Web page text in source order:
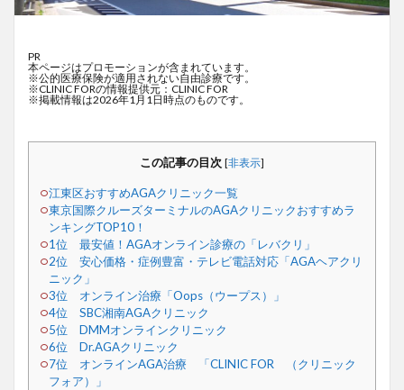
PR
本ページはプロモーションが含まれています。
※公的医療保険が適用されない自由診療です。
※CLINIC FORの情報提供元：CLINIC FOR
※掲載情報は2026年1月1日時点のものです。
この記事の目次 [非表示]
江東区おすすめAGAクリニック一覧
東京国際クルーズターミナルのAGAクリニックおすすめラ
ンキングTOP10！
1位 最安値！AGAオンライン診療の「レバクリ」
2位 安心価格・症例豊富・テレビ電話対応「AGAヘアクリ
ニック」
3位 オンライン治療「Oops（ウープス）」
4位 SBC湘南AGAクリニック
5位 DMMオンラインクリニック
6位 Dr.AGAクリニック
7位 オンラインAGA治療 「CLINIC FOR （クリニック
フォア）」